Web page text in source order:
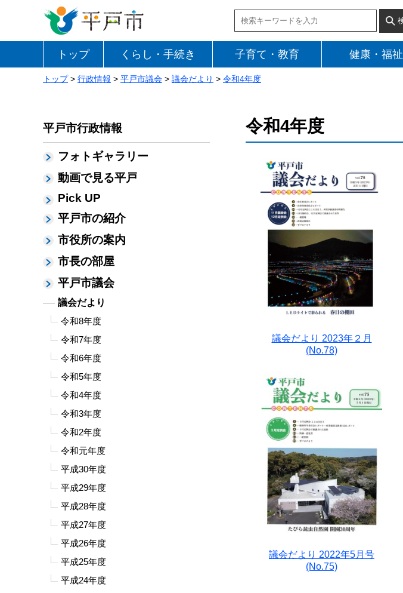
トップ くらし・手続き 子育て・教育 健康・福祉
トップ> 行政情報 > 平戸市議会 > 議会だより > 令和4年度
平戸市行政情報
フォトギャラリー
動画で見る平戸
Pick UP
平戸市の紹介
市役所の案内
市長の部屋
平戸市議会
議会だより
令和8年度
令和7年度
令和6年度
令和5年度
令和4年度
令和3年度
令和2年度
令和元年度
平成30年度
平成29年度
平成28年度
平成27年度
平成26年度
平成25年度
平成24年度
令和4年度
議会だより 2023年２月
(No.78)
議会だより 2022年5月号
(No.75)